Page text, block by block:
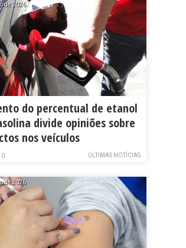
de 2026
do percentual de etanol
divide opiniões sobre
nos veículos
ÚLTIMAS NOTÍCIAS
0
de 2026